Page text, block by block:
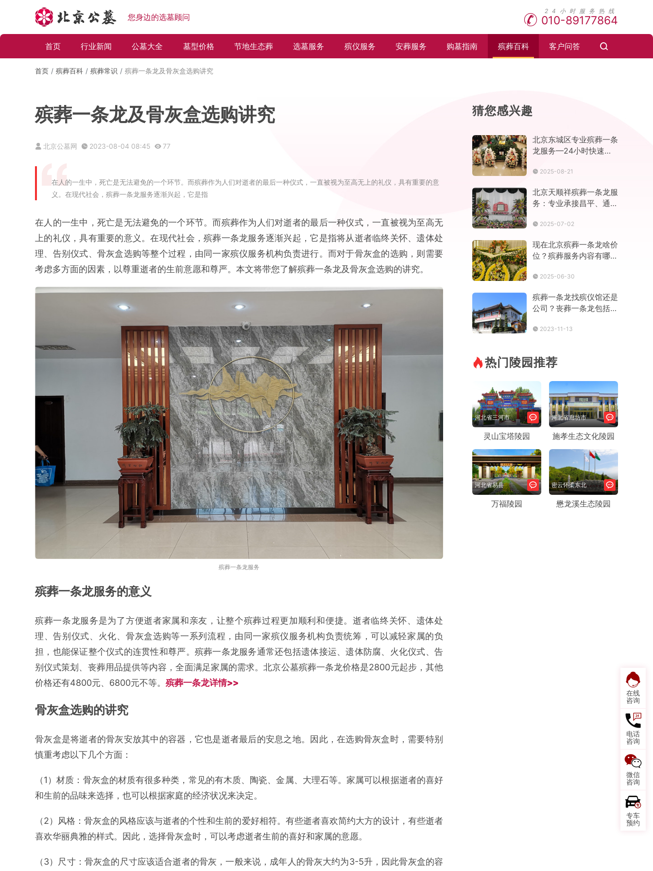
您身边的选墓顾问 010-89177864
首页 行业新闻 公墓大全 墓型价格 节地生态葬 选墓服务 殡仪服务 安葬服务 购墓指南 殡葬百科 客户问答
在线
咨询
电话
咨询
微信
咨询
专车
预约
首页 殡葬百科 殡葬常识 殡葬一条龙及骨灰盒选购讲究
殡葬一条龙及骨灰盒选购讲究
北京公墓网 2023-08-04 08:45 77
在人的一生中，死亡是无法避免的一个环节。而殡葬作为人们对逝者的最后一种仪式，一直被视为至高无上的礼仪，具有重要的意
义。在现代社会，殡葬一条龙服务逐渐兴起，它是指
在人的一生中，死亡是无法避免的一个环节。而殡葬作为人们对逝者的最后一种仪式，一直被视为至高无
上的礼仪，具有重要的意义。在现代社会，殡葬一条龙服务逐渐兴起，它是指将从逝者临终关怀、遗体处
理、告别仪式、骨灰盒选购等整个过程，由同一家殡仪服务机构负责进行。而对于骨灰盒的选购，则需要
考虑多方面的因素，以尊重逝者的生前意愿和尊严。本文将带您了解殡葬一条龙及骨灰盒选购的讲究。
殡葬一条龙服务
殡葬一条龙服务的意义
殡葬一条龙服务是为了方便逝者家属和亲友，让整个殡葬过程更加顺利和便捷。逝者临终关怀、遗体处
理、告别仪式、火化、骨灰盒选购等一系列流程，由同一家殡仪服务机构负责统筹，可以减轻家属的负
担，也能保证整个仪式的连贯性和尊严。殡葬一条龙服务通常还包括遗体接运、遗体防腐、火化仪式、告
别仪式策划、丧葬用品提供等内容，全面满足家属的需求。北京公墓殡葬一条龙价格是2800元起步，其他
价格还有4800元、6800元不等。 殡葬一条龙详情>>
骨灰盒选购的讲究
骨灰盒是将逝者的骨灰安放其中的容器，它也是逝者最后的安息之地。因此，在选购骨灰盒时，需要特别
慎重考虑以下几个方面：
（1）材质：骨灰盒的材质有很多种类，常见的有木质、陶瓷、金属、大理石等。家属可以根据逝者的喜好
和生前的品味来选择，也可以根据家庭的经济状况来决定。
（2）风格：骨灰盒的风格应该与逝者的个性和生前的爱好相符。有些逝者喜欢简约大方的设计，有些逝者
喜欢华丽典雅的样式。因此，选择骨灰盒时，可以考虑逝者生前的喜好和家属的意愿。
（3）尺寸：骨灰盒的尺寸应该适合逝者的骨灰，一般来说，成年人的骨灰大约为3-5升，因此骨灰盒的容
猜您感兴趣
北京东城区专业殡葬一条
龙服务—24小时快速响
2025-08-21
北京天顺祥殡葬一条龙服
务：专业承接昌平、通
全程服务
2025-07-02
现在北京殡葬一条龙啥价
位？殡葬服务内容有哪
2025-06-30
殡葬一条龙找殡仪馆还是
公司？丧葬一条龙包括什
2023-11-13
热门陵园推荐
河北省三河市
灵山宝塔陵园
河北省廊坊市
施孝生态文化陵园
河北省易县
万福陵园
密云怀柔东北
懋龙溪生态陵园